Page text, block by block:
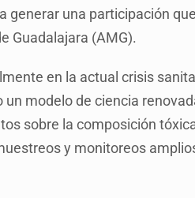
una participación
Guadalajara (AMG).
en la actual crisis
modelo de ciencia
sobre la composición
y monitoreos